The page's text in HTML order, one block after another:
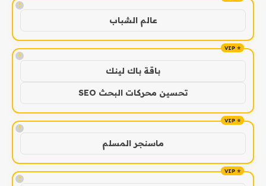
!
عالم الشباب
!
باقة باك لينك
تحسين محركات البحث SEO
!
ماسنجر المسلم
!